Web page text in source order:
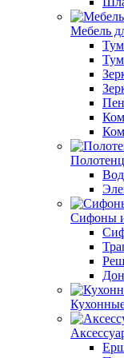
Мебель
Сифоны